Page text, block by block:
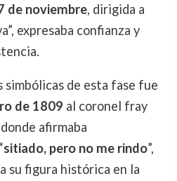
de noviembre, dirigida a
expresaba confianza y
simbólicas de esta fase fue
de 1809 al coronel fray
afirmaba
sitiado, pero no me rindo”,
su figura histórica en la